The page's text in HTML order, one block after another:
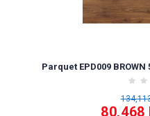
Parquet EPD009 BROWN
80,468